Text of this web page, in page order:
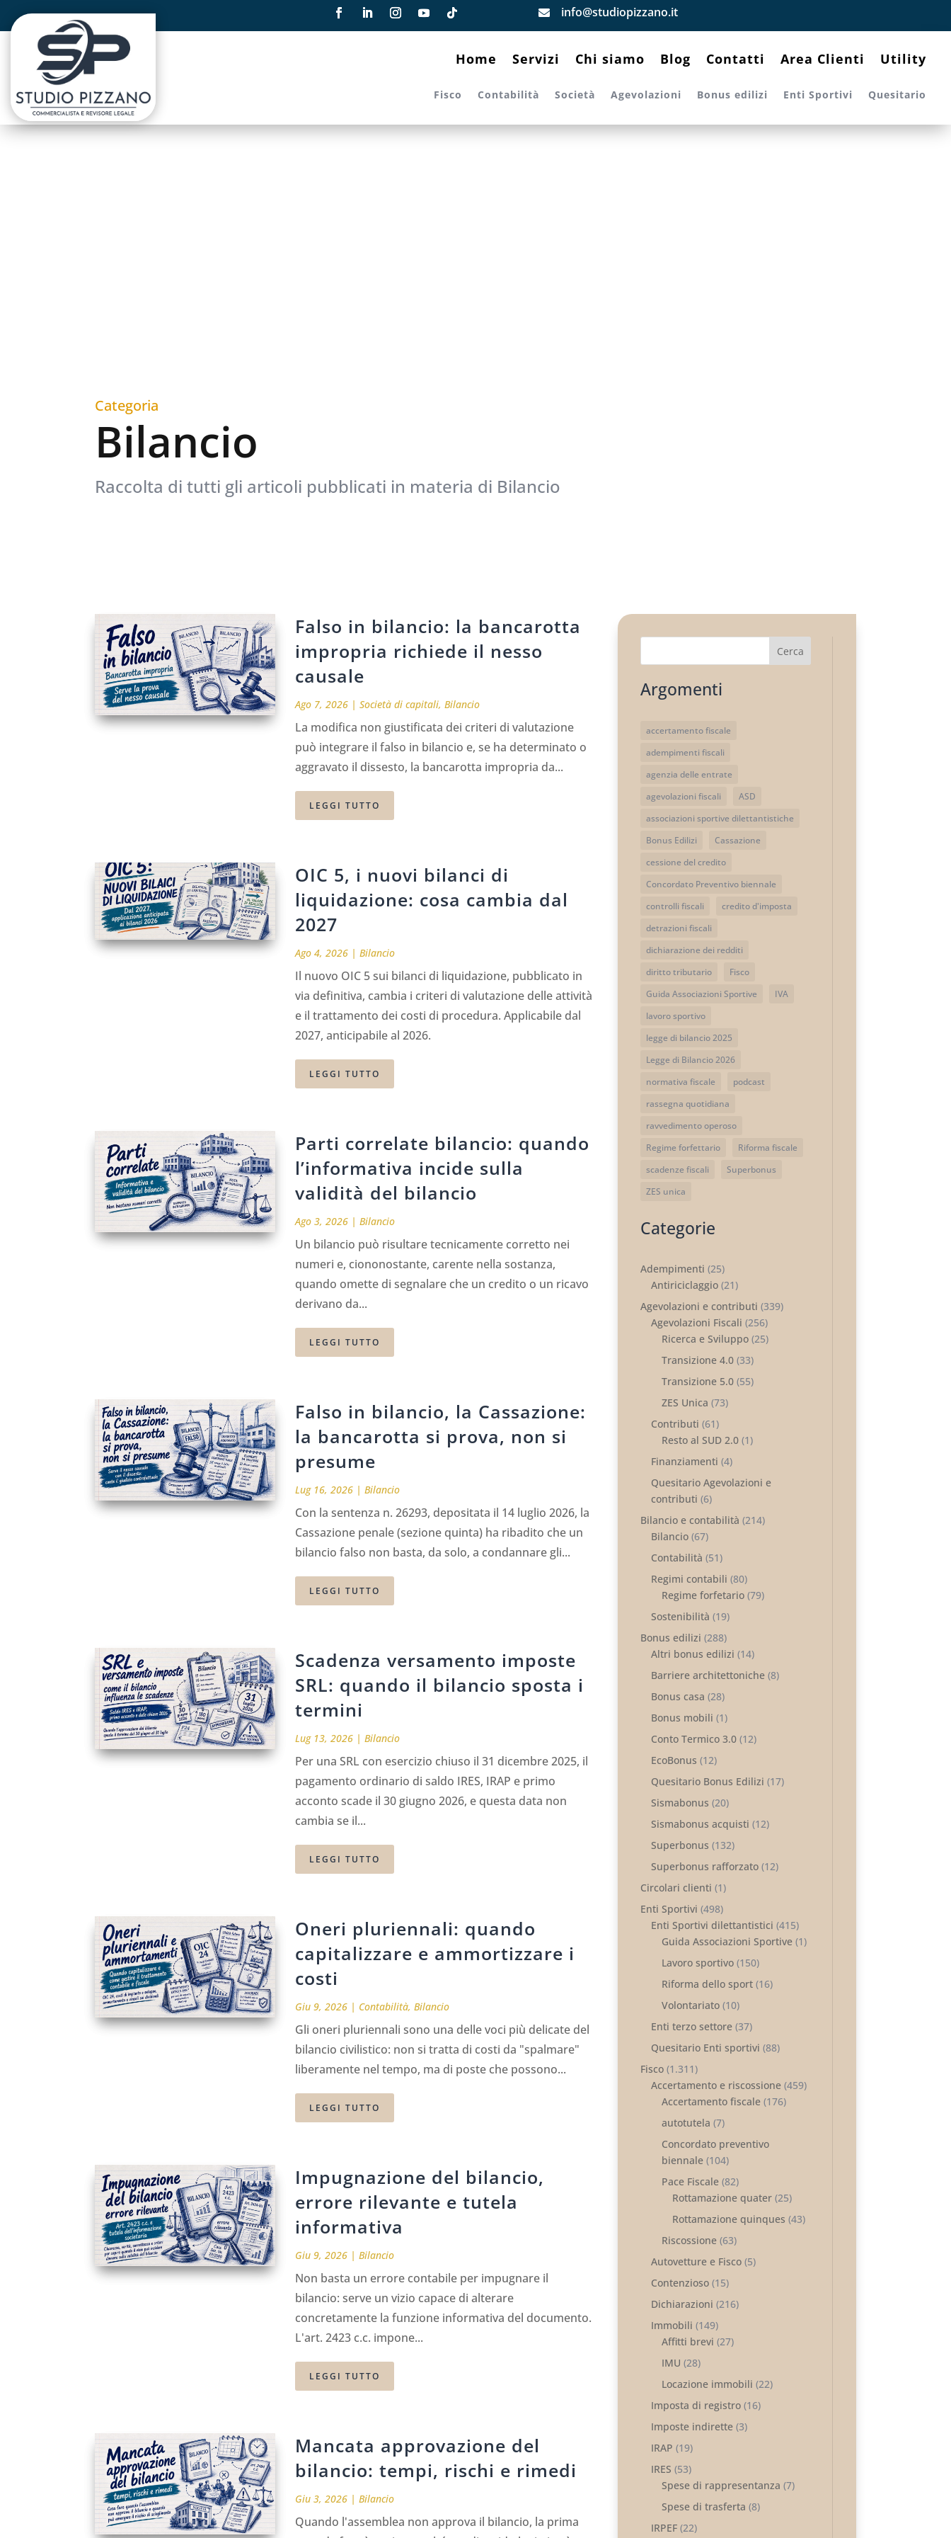
 info@studiopizzano.it
Home Servizi Chi siamo Blog Contatti Area Clienti Utility
Fisco Contabilità Società Agevolazioni Bonus edilizi Enti Sportivi Quesitario
Categoria
Bilancio
Raccolta di tutti gli articoli pubblicati in materia di Bilancio
Falso in bilancio: la bancarotta
impropria richiede il nesso
causale
Ago 7, 2026| Società di capitali, Bilancio
La modifica non giustificata dei criteri di valutazione
può integrare il falso in bilancio e, se ha determinato o
aggravato il dissesto, la bancarotta impropria da...
LEGGI TUTTO
OIC 5, i nuovi bilanci di
liquidazione: cosa cambia dal
2027
Ago 4, 2026| Bilancio
Il nuovo OIC 5 sui bilanci di liquidazione, pubblicato in
via definitiva, cambia i criteri di valutazione delle attività
e il trattamento dei costi di procedura. Applicabile dal
2027, anticipabile al 2026.
LEGGI TUTTO
Parti correlate bilancio: quando
l’informativa incide sulla
validità del bilancio
Ago 3, 2026| Bilancio
Un bilancio può risultare tecnicamente corretto nei
numeri e, ciononostante, carente nella sostanza,
quando omette di segnalare che un credito o un ricavo
derivano da...
LEGGI TUTTO
Falso in bilancio, la Cassazione:
la bancarotta si prova, non si
presume
Lug 16, 2026| Bilancio
Con la sentenza n. 26293, depositata il 14 luglio 2026, la
Cassazione penale (sezione quinta) ha ribadito che un
bilancio falso non basta, da solo, a condannare gli...
LEGGI TUTTO
Scadenza versamento imposte
SRL: quando il bilancio sposta i
termini
Lug 13, 2026| Bilancio
Per una SRL con esercizio chiuso il 31 dicembre 2025, il
pagamento ordinario di saldo IRES, IRAP e primo
acconto scade il 30 giugno 2026, e questa data non
cambia se il...
LEGGI TUTTO
Oneri pluriennali: quando
capitalizzare e ammortizzare i
costi
Giu 9, 2026| Contabilità, Bilancio
Gli oneri pluriennali sono una delle voci più delicate del
bilancio civilistico: non si tratta di costi da "spalmare"
liberamente nel tempo, ma di poste che possono...
LEGGI TUTTO
Impugnazione del bilancio,
errore rilevante e tutela
informativa
Giu 9, 2026| Bilancio
Non basta un errore contabile per impugnare il
bilancio: serve un vizio capace di alterare
concretamente la funzione informativa del documento.
L'art. 2423 c.c. impone...
LEGGI TUTTO
Mancata approvazione del
bilancio: tempi, rischi e rimedi
Giu 3, 2026| Bilancio
Quando l'assemblea non approva il bilancio, la prima
Cerca
Argomenti
accertamento fiscale
adempimenti fiscali
agenzia delle entrate
agevolazioni fiscali
ASD
associazioni sportive dilettantistiche
Bonus Edilizi
Cassazione
cessione del credito
Concordato Preventivo biennale
controlli fiscali
credito d'imposta
detrazioni fiscali
dichiarazione dei redditi
diritto tributario
Fisco
Guida Associazioni Sportive
IVA
lavoro sportivo
legge di bilancio 2025
Legge di Bilancio 2026
normativa fiscale
podcast
rassegna quotidiana
ravvedimento operoso
Regime forfettario
Riforma fiscale
scadenze fiscali
Superbonus
ZES unica
Categorie
Adempimenti (25)
Antiriciclaggio(21)
Agevolazioni e contributi (339)
Agevolazioni Fiscali (256)
Ricerca e Sviluppo(25)
Transizione 4.0(33)
Transizione 5.0(55)
ZES Unica (73)
Contributi (61)
Resto al SUD 2.0(1)
Finanziamenti (4)
Quesitario Agevolazioni e
contributi (6)
Bilancio e contabilità (214)
Bilancio(67)
Contabilità (51)
Regimi contabili (80)
Regime forfetario(79)
Sostenibilità (19)
Bonus edilizi (288)
Altri bonus edilizi (14)
Barriere architettoniche(8)
Bonus casa (28)
Bonus mobili (1)
Conto Termico 3.0(12)
EcoBonus (12)
Quesitario Bonus Edilizi (17)
Sismabonus (20)
Sismabonus acquisti (12)
Superbonus (132)
Superbonus rafforzato(12)
Circolari clienti (1)
Enti Sportivi (498)
Enti Sportivi dilettantistici (415)
Guida Associazioni Sportive(1)
Lavoro sportivo(150)
Riforma dello sport(16)
Volontariato(10)
Enti terzo settore(37)
Quesitario Enti sportivi (88)
Fisco(1.311)
Accertamento e riscossione(459)
Accertamento fiscale(176)
autotutela (7)
Concordato preventivo
biennale(104)
Pace Fiscale(82)
Rottamazione quater(25)
Rottamazione quinques (43)
Riscossione(63)
Autovetture e Fisco(5)
Contenzioso(15)
Dichiarazioni (216)
Immobili (149)
Affitti brevi (27)
IMU (28)
Locazione immobili (22)
Imposta di registro(16)
Imposte indirette(3)
IRAP (19)
IRES (53)
Spese di rappresentanza (7)
Spese di trasferta (8)
IRPEF(22)